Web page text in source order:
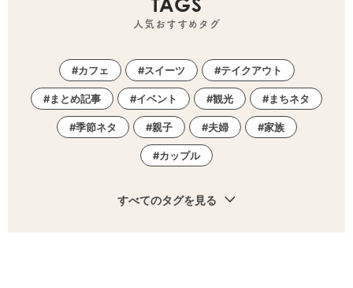
人気おすすめタグ
カフェ スイーツ テイクアウト
まとめ記事 イベント 観光 まちネタ
季節ネタ 親子 夫婦 家族
カップル
すべてのタグを見る